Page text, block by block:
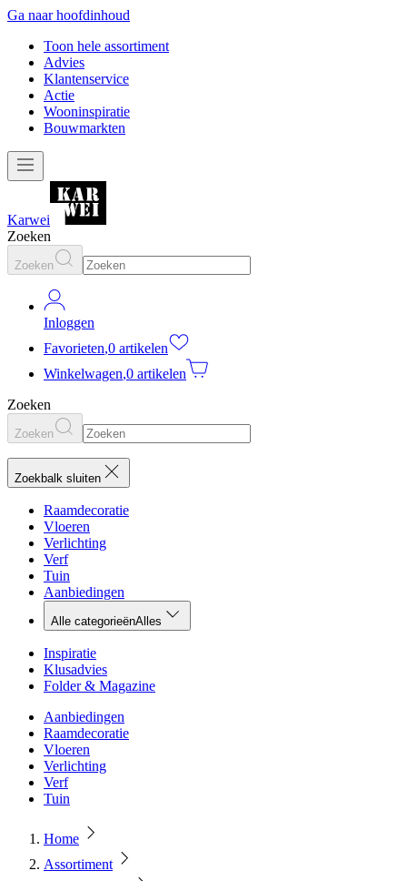
Ga naar hoofdinhoud
Toon hele assortiment
Advies
Klantenservice
Actie
Wooninspiratie
Bouwmarkten
Karwei
Zoeken
Zoeken
Inloggen
Favorieten,0 artikelen
Winkelwagen,0 artikelen
Zoeken
Zoeken
Zoekbalk sluiten
Raamdecoratie
Vloeren
Verlichting
Verf
Tuin
Aanbiedingen
Alle categorieënAlles
Inspiratie
Klusadvies
Folder & Magazine
Aanbiedingen
Raamdecoratie
Vloeren
Verlichting
Verf
Tuin
Home
Assortiment